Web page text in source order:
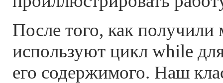
После того, как
используют цикл while
его содержимого. Наш